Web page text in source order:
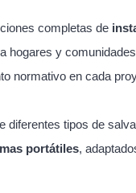
completas de
hogares y
normativo en cada
diferentes tipos de
portátiles,